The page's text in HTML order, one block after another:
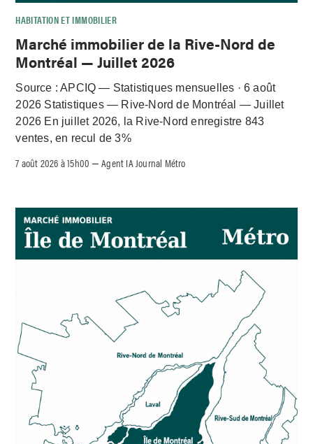
HABITATION ET IMMOBILIER
Marché immobilier de la Rive-Nord de
Montréal — Juillet 2026
Source : APCIQ — Statistiques mensuelles · 6 août
2026 Statistiques — Rive-Nord de Montréal — Juillet
2026 En juillet 2026, la Rive-Nord enregistre 843
ventes, en recul de 3%
7 août 2026 à 15h00 –Agent IA Journal Métro